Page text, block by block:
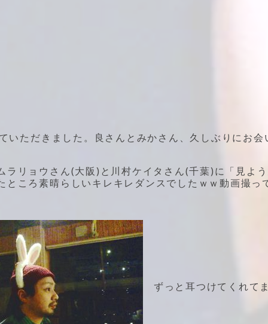
ただきました。良さんとみかさん、久しぶりにお会
ラリョウさん(大阪)と川村ケイタさん(千葉)に「見よ
ころ素晴らしいキレキレダンスでしたｗｗ動画撮っ
ずっと耳つけてくれて